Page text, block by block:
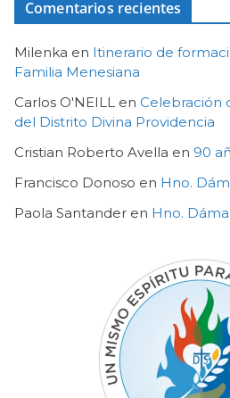
Comentarios recientes
Milenka en Itinerario de
Familia Menesiana
Carlos O'NEILL en Celebración
del Distrito Divina Providencia
Cristian Roberto Avella en 90
Francisco Donoso en Hno.
Paola Santander en Hno.